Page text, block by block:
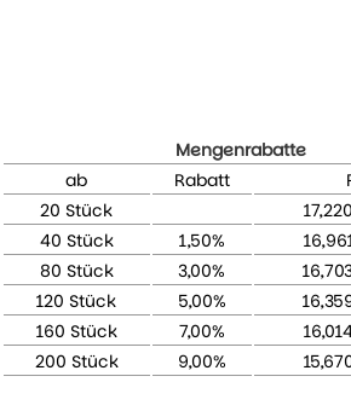
Mengenrabatte
ab
Rabatt
20 Stück
40 Stück
1,50%
80 Stück
3,00%
120 Stück
5,00%
160 Stück
7,00%
200 Stück
9,00%